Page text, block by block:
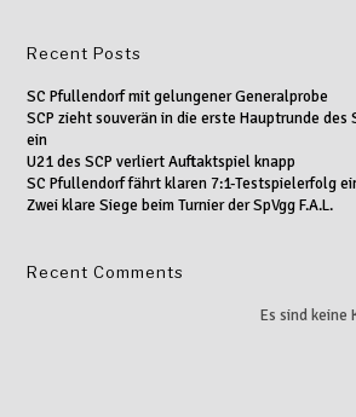
Recent Posts
SC Pfullendorf mit gelungener Generalprobe
SCP zieht souverän in die erste Hauptrunde des
ein
U21 des SCP verliert Auftaktspiel knapp
SC Pfullendorf fährt klaren 7:1-Testspielerfolg
Zwei klare Siege beim Turnier der SpVgg F.A.L.
Recent Comments
Es sind keine